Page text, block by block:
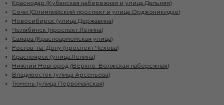
Краснодар (Кубанская набережная и улица Дальняя)
Сочи (Олимпийский проспект и улица Орджоникидзе)
Новосибирск (улица Державина)
Челябинск (проспект Ленина)
Самара (Красноармейская улица)
Ростов-на-Дону (проспект Чехова)
Красноярск (улица Ленина)
Нижний Новгород (Верхне-Волжская набережная)
Владивосток (улица Арсеньева)
Тюмень (улица Первомайская)